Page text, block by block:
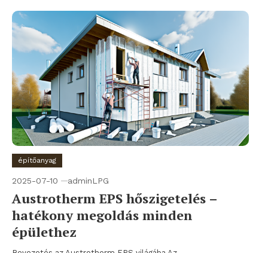
építőanyag
2025-07-10 adminLPG
Austrotherm EPS hőszigetelés –
hatékony megoldás minden
épülethez